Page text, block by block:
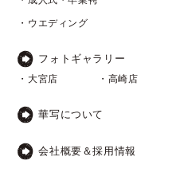
・ウエディング
フォトギャラリー
・大宮店 ・高崎店
華写について
会社概要＆採用情報